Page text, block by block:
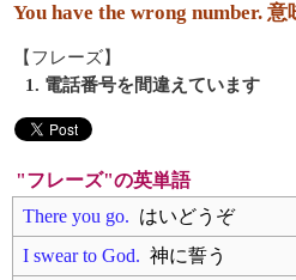
You have the wrong number. 意
【フレーズ】
1. 電話番号を間違えています
"フレーズ"の英単語
There you go. はいどうぞ
I swear to God. 神に誓う